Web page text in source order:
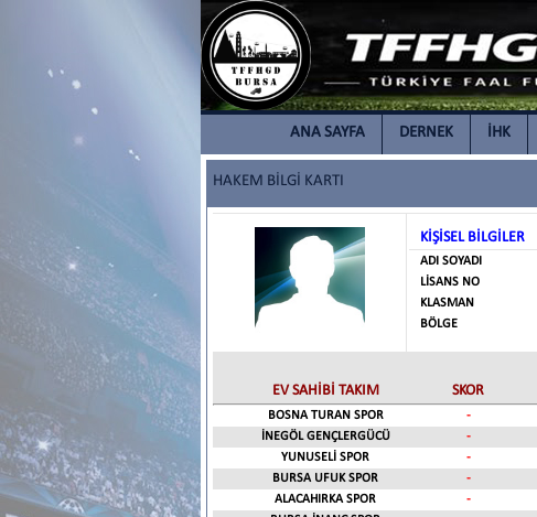
ANA SAYFA DERNEK İHK
HAKEM BİLGİ KARTI
KİŞİSEL BİLGİLER
ADI SOYADI
LİSANS NO
KLASMAN
BÖLGE
EV SAHİBİ TAKIM SKOR
BOSNA TURAN SPOR -
İNEGÖL GENÇLERGÜCÜ
-
YUNUSELİ SPOR
-
BURSA UFUK SPOR
-
ALACAHIRKA SPOR
-